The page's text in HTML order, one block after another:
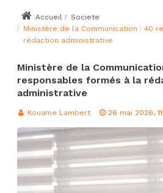
Accueil
Societe
Ministère de la Communication : 40
rédaction administrative
Ministère de la
responsables formés à la
administrative
Kouame Lambert 26 mai 2026,